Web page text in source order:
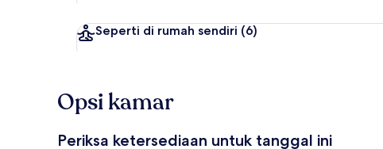
Seperti di rumah sendiri (6)
Opsi kamar
Periksa ketersediaan untuk tanggal ini